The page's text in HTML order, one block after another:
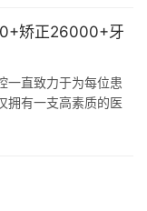
矫正26000+牙
一直致力于为每位患
拥有一支高素质的医